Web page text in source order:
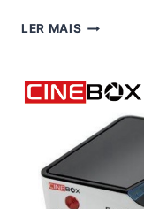
LER MAIS CINEBOX
PROSHARE
V4.0.4
–